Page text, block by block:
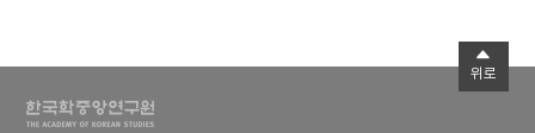
위로